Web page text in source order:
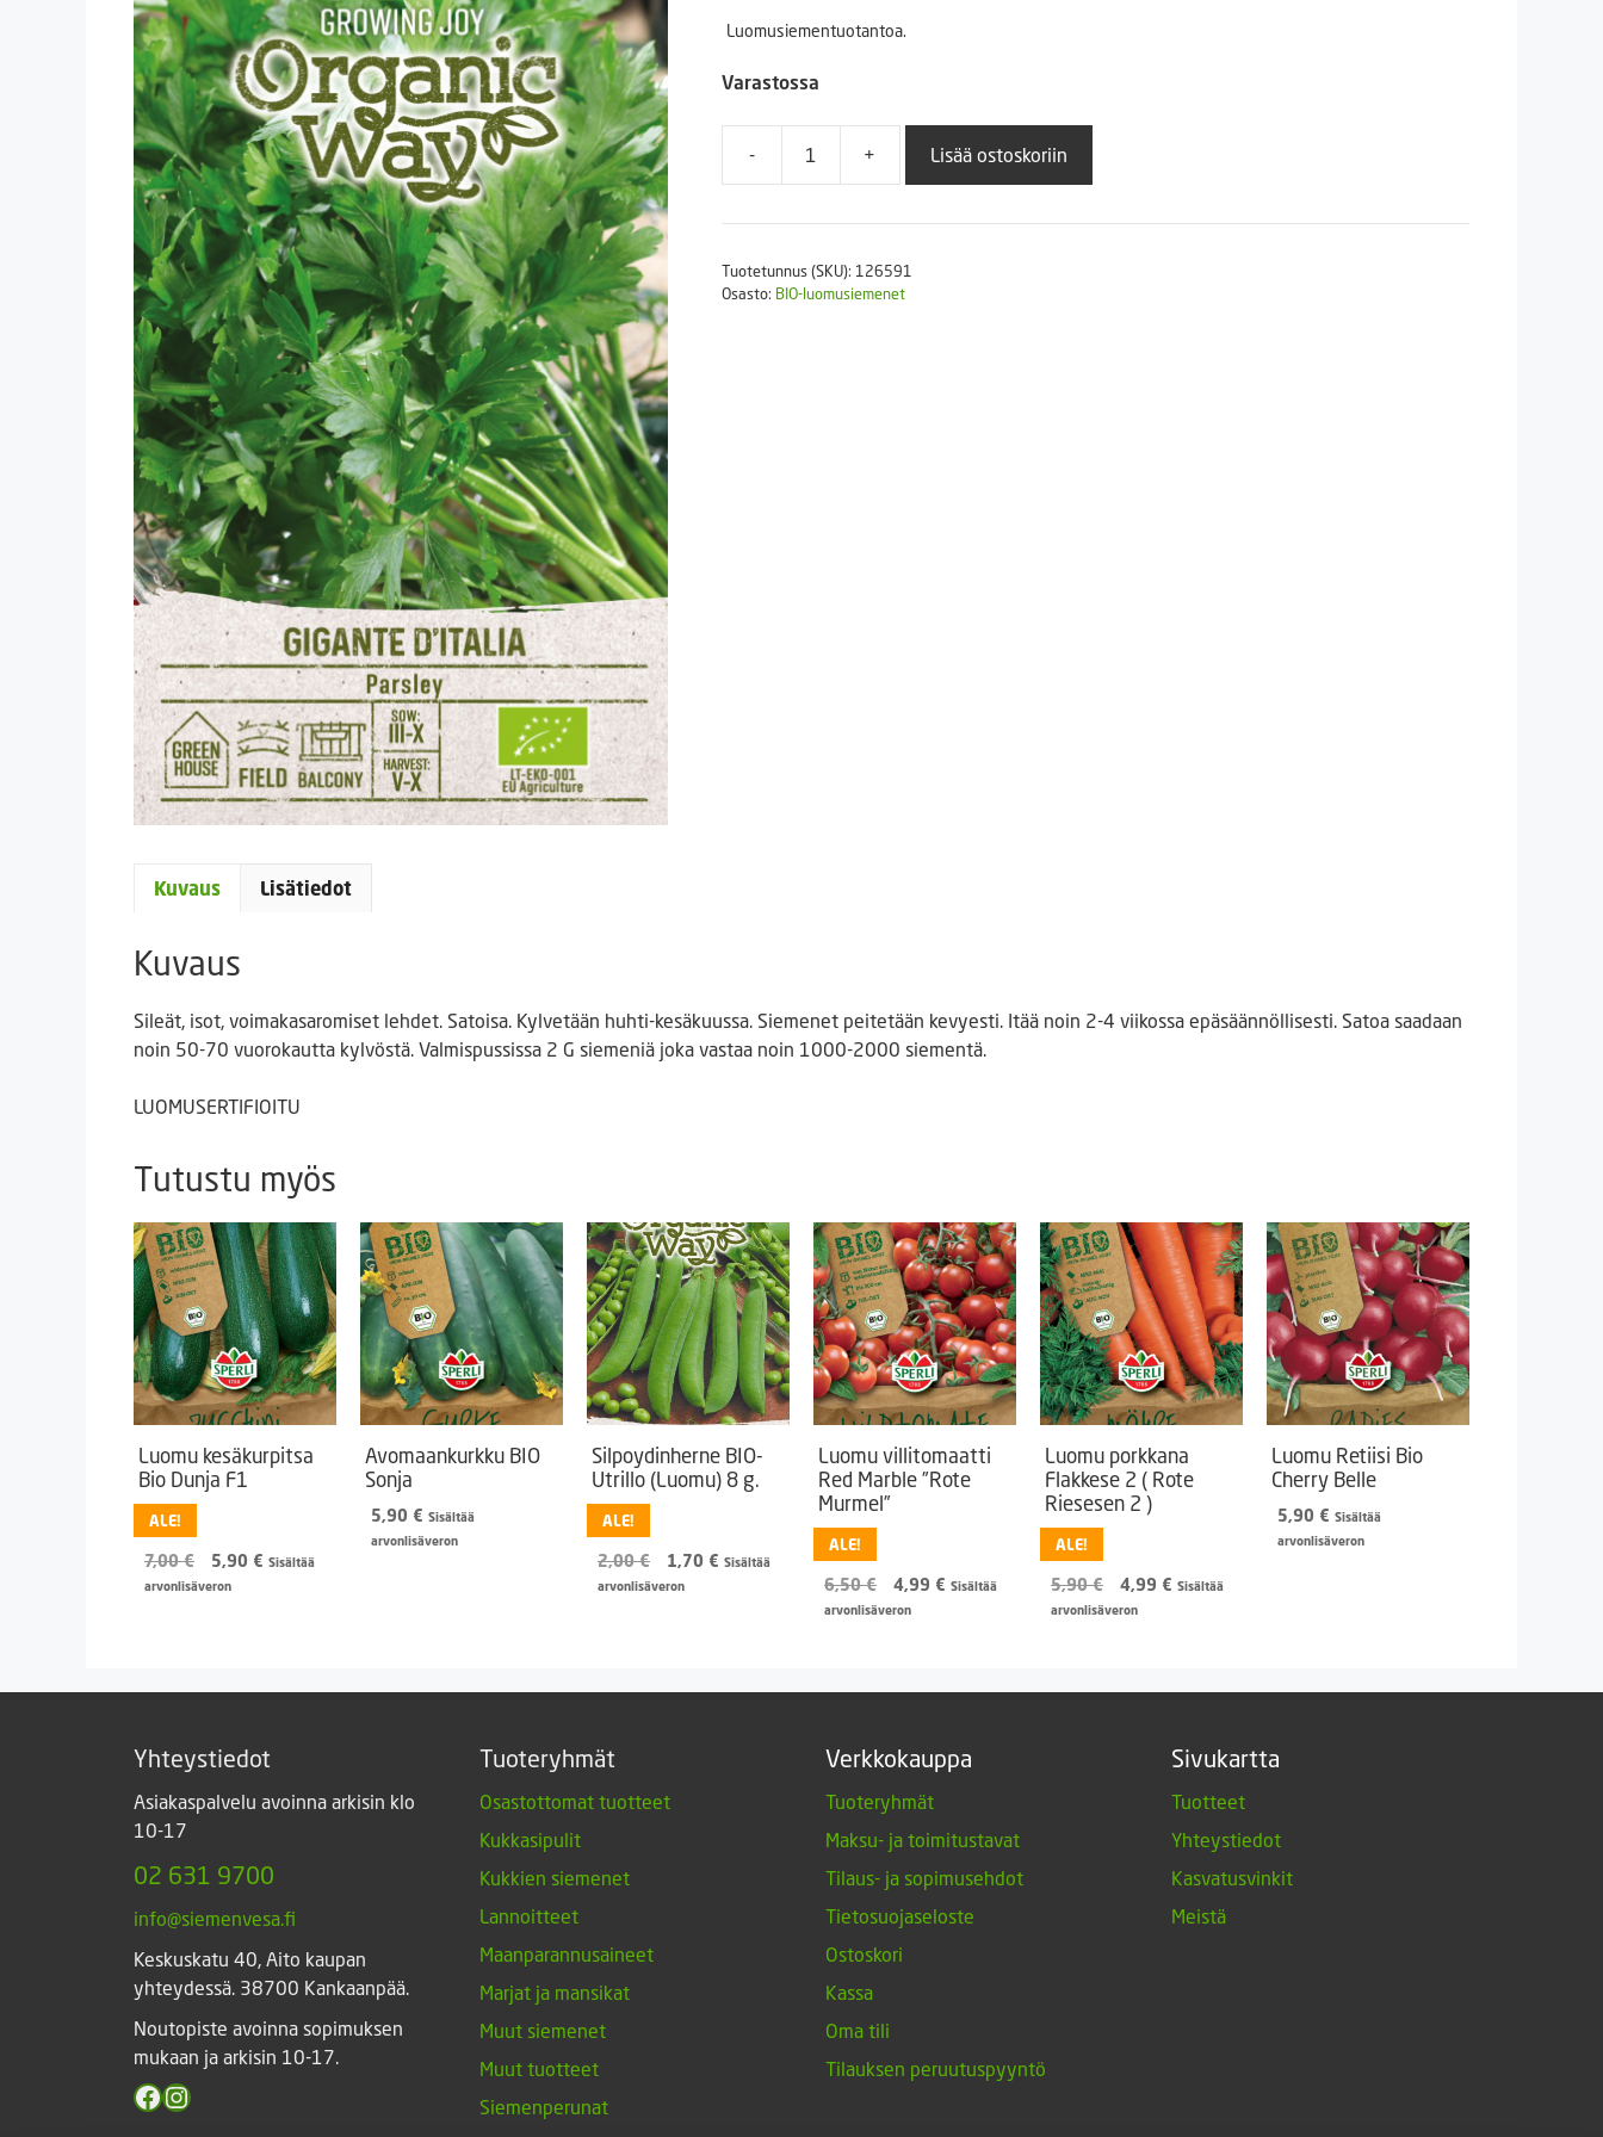
Luomusiementuotantoa.
Varastossa
-
Silopersilja
Gigante
Italia
+ Lisää ostoskoriin
Tuotetunnus (SKU): 126591
Osasto: BIO-luomusiemenet
Kuvaus Lisätiedot
Kuvaus
Sileät, isot, voimakasaromiset lehdet. Satoisa. Kylvetään huhti-kesäkuussa. Siemenet peitetään kevyesti. Itää noin 2-4 viikossa epäsäännöllisesti. Satoa saadaan
noin 50-70 vuorokautta kylvöstä. Valmispussissa 2 G siemeniä joka vastaa noin 1000-2000 siementä.
LUOMUSERTIFIOITU
Tutustu myös
Luomu kesäkurpitsa
Bio Dunja F1
ALE!
7,00€
Alkuperäinen
hinta
5,90 € Nykyinen
Sisältää
arvonlisäveron
Avomaankurkku BIO
Sonja
5,90 € Sisältää
arvonlisäveron
Silpoydinherne BIO-
Utrillo (Luomu) 8 g.
ALE!
2,00€
Alkuperäinen
hinta
1,70 € Nykyinen
Sisältää
arvonlisäveron
Luomu villitomaatti
Red Marble ”Rote
Murmel”
ALE!
6,50€
Alkuperäinen
hinta
4,99 € Nykyinen
Sisältää
arvonlisäveron
Luomu porkkana
Flakkese 2 ( Rote
Riesesen 2 )
ALE!
5,90€
Alkuperäinen
hinta
4,99 € Nykyinen
Sisältää
arvonlisäveron
Luomu Retiisi Bio
Cherry Belle
5,90 € Sisältää
arvonlisäveron
Yhteystiedot
Asiakaspalvelu avoinna arkisin klo
10-17
02 631 9700
info@siemenvesa.fi
Keskuskatu 40, Aito kaupan
yhteydessä. 38700 Kankaanpää.
Noutopiste avoinna sopimuksen
mukaan ja arkisin 10-17.
Facebook
Instagram
Tuoteryhmät
Osastottomat tuotteet
Kukkasipulit
Kukkien siemenet
Lannoitteet
Maanparannusaineet
Marjat ja mansikat
Muut siemenet
Muut tuotteet
Siemenperunat
Verkkokauppa
Tuoteryhmät
Maksu- ja toimitustavat
Tilaus- ja sopimusehdot
Tietosuojaseloste
Ostoskori
Kassa
Oma tili
Tilauksen peruutuspyyntö
Sivukartta
Tuotteet
Yhteystiedot
Kasvatusvinkit
Meistä